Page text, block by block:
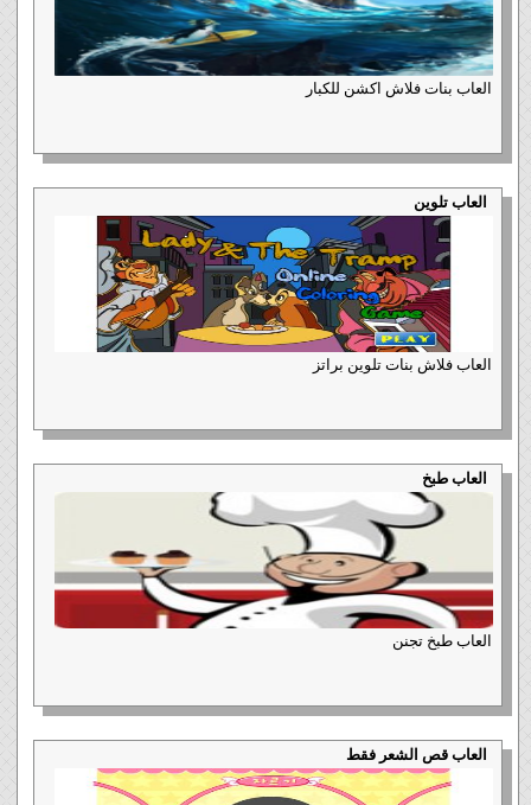
العاب بنات فلاش اكشن للكبار
العاب تلوين
العاب فلاش بنات تلوين براتز
العاب طبخ
العاب طبخ تجنن
العاب قص الشعر فقط